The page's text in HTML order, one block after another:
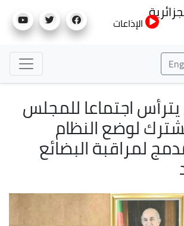
إلى
الإذاعات
يترأس اجتماعا للمجلس
لوضع النظام
لمراقبة البضائع